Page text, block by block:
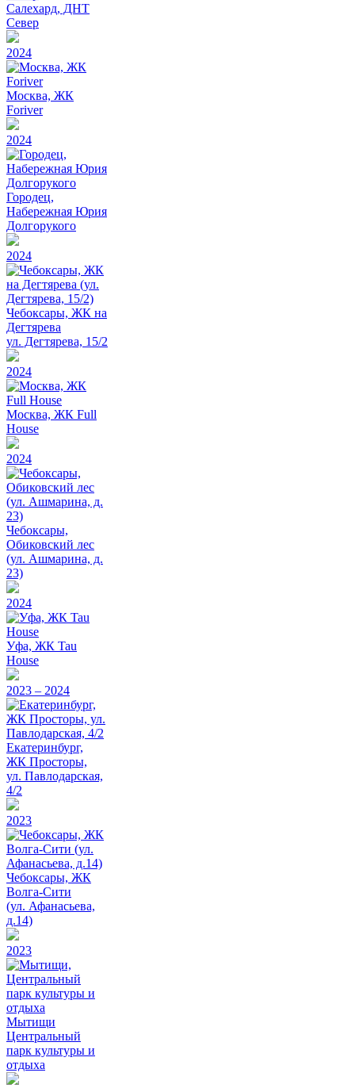
Салехард, ДНТ
Север
2024
Москва, ЖК
Foriver
2024
Городец,
Набережная Юрия
Долгорукого
2024
Чебоксары, ЖК на
Дегтярева
ул. Дегтярева, 15/2
2024
Москва, ЖК Full
House
2024
Чебоксары,
Обиковский лес
(ул. Ашмарина, д.
23)
2024
Уфа, ЖК Tau
House
2023 – 2024
Екатеринбург,
ЖК Просторы,
ул. Павлодарская,
4/2
2023
Чебоксары, ЖК
Волга-Сити
(ул. Афанасьева,
д.14)
2023
Мытищи
Центральный
парк культуры и
отдыха